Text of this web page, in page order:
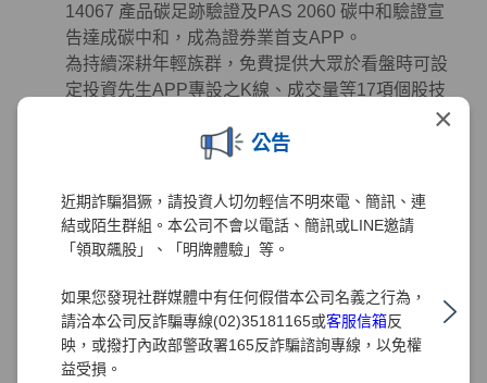
×
公告
近期詐騙猖獗，請投資人切勿輕信不明來電、簡訊、連
結或陌生群組。本公司不會以電話、簡訊或LINE邀請
「領取飆股」、「明牌體驗」等。
如果您發現社群媒體中有任何假借本公司名義之行為，
請洽本公司反詐騙專線(02)35181165或客服信箱反
映，或撥打內政部警政署165反詐騙諮詢專線，以免權
益受損。
14067 產品碳足跡驗證及PAS 2060 碳中和驗證宣
告達成碳中和，成為證券業首支APP。
為持續深耕年輕族群，免費提供大眾於看盤時可設
定投資先生APP專設之K線、成交量等17項個股技
術指標參數進行盤勢分析，且針對客戶提供AI智能
選股、投資策略設定及即時監控，捷徑客製化功能
協助客戶全面掌握投資資訊，集選股、看盤、下單
功能於一身，簡化投資流程提升客戶體驗，持續努
力推動「股市年輕化」，打造零時差隨身投資顧
元大證券持續精進投資先生APP功能開發，2025年
推出「投資先生2.0」串連開戶、交易與投後管理，
打造一站式行動投資平台，同時兼顧普惠金融與永